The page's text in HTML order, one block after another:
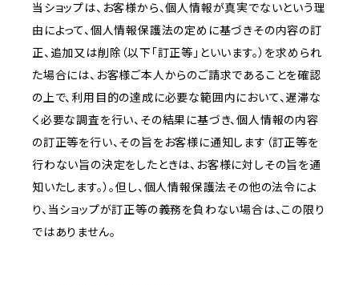
当ショップは、お客様から、個人情報が真実でないという理
由によって、個人情報保護法の定めに基づきその内容の訂
正、追加又は削除（以下「訂正等」といいます。）を求められ
た場合には、お客様ご本人からのご請求であることを確認
の上で、利用目的の達成に必要な範囲内において、遅滞な
く必要な調査を行い、その結果に基づき、個人情報の内容
の訂正等を行い、その旨をお客様に通知します（訂正等を
行わない旨の決定をしたときは、お客様に対しその旨を通
知いたします。）。但し、個人情報保護法その他の法令によ
り、当ショップが訂正等の義務を負わない場合は、この限り
ではありません。